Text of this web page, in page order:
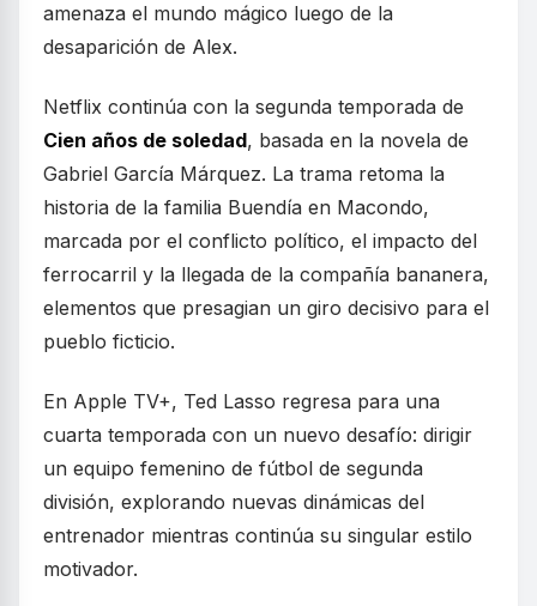
amenaza el mundo mágico luego de la
desaparición de Alex.
Netflix continúa con la segunda temporada de
Cien años de soledad, basada en la novela de
Gabriel García Márquez. La trama retoma la
historia de la familia Buendía en Macondo,
marcada por el conflicto político, el impacto del
ferrocarril y la llegada de la compañía bananera,
elementos que presagian un giro decisivo para el
pueblo ficticio.
En Apple TV+, Ted Lasso regresa para una
cuarta temporada con un nuevo desafío: dirigir
un equipo femenino de fútbol de segunda
división, explorando nuevas dinámicas del
entrenador mientras continúa su singular estilo
motivador.